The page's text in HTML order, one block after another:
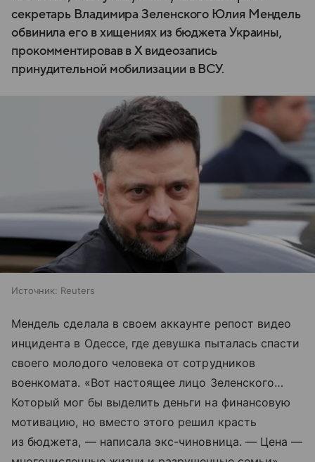
секретарь Владимира Зеленского Юлия Мендель
обвинила его в хищениях из бюджета Украины,
прокомментировав в X видеозапись
принудительной мобилизации в ВСУ.
Источник: Reuters
Мендель сделала в своем аккаунте репост видео
инцидента в Одессе, где девушка пыталась спасти
своего молодого человека от сотрудников
военкомата. «Вот настоящее лицо Зеленского…
Который мог бы выделить деньги на финансовую
мотивацию, но вместо этого решил красть
из бюджета, — написала экс-чиновница. — Цена —